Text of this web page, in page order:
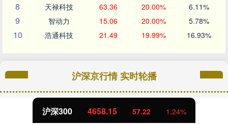
8 天禄科技 63.36 20.00% 6.11%
9 智动力 15.06 20.00% 5.78%
10 浩通科技 21.49 19.99% 16.93%
沪深京行情 实时轮播
1.24% 北证50 1119.46